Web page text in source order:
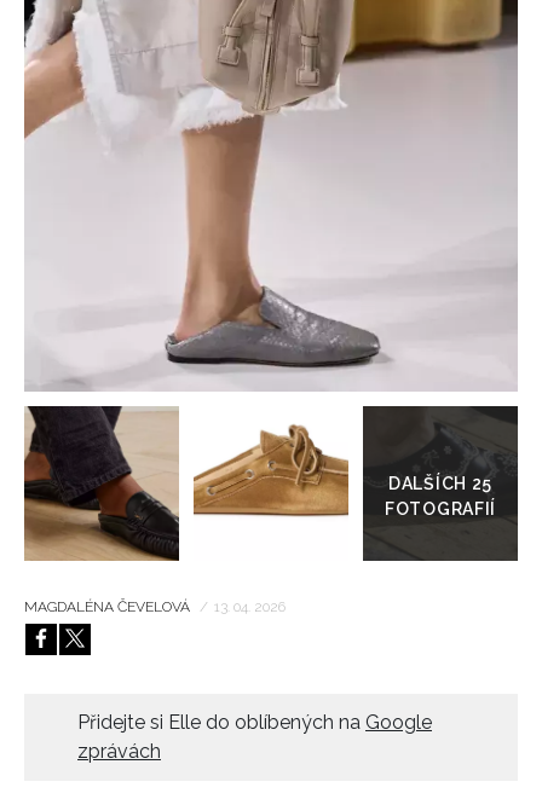
HOME
Přejít
do
galerie
MAGDALÉNA ČEVELOVÁ / 13. 04. 2026
Přidejte si Elle do oblíbených na Google
zprávách